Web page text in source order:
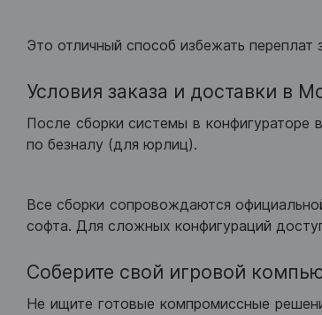
Это отличный способ избежать
Условия заказа и доставки в
После сборки системы в конфигураторе
по безналу (для юрлиц).
Все сборки сопровождаются
софта. Для сложных конфигураций
Соберите свой игровой
Не ищите готовые компромиссные